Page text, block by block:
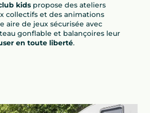
kids propose des ateliers
collectifs et des animations
aire de jeux sécurisée avec
gonflable et balançoires leur
en toute liberté.